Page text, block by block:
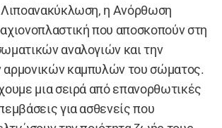
Λιποανακύκλωση, η Ανόρθωση
που αποσκοπούν στη
αναλογιών και την
καμπυλών του σώματος.
μια σειρά από επανορθωτικές
για ασθενείς που